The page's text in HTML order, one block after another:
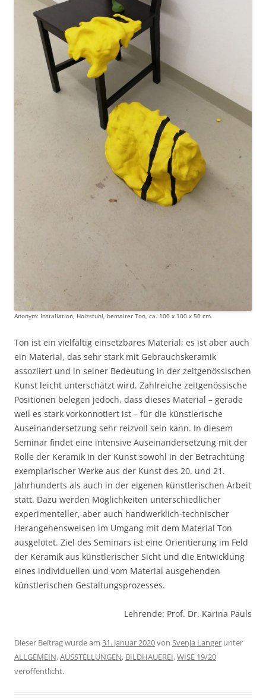
Anonym: Installation, Holzstuhl, bemalter Ton, ca. 100 x 100 x 50 cm.
Ton ist ein vielfältig einsetzbares Material; es ist aber auch
ein Material, das sehr stark mit Gebrauchskeramik
assoziiert und in seiner Bedeutung in der zeitgenössischen
Kunst leicht unterschätzt wird. Zahlreiche zeitgenössische
Positionen belegen jedoch, dass dieses Material – gerade
weil es stark vorkonnotiert ist – für die künstlerische
Auseinandersetzung sehr reizvoll sein kann. In diesem
Seminar findet eine intensive Auseinandersetzung mit der
Rolle der Keramik in der Kunst sowohl in der Betrachtung
exemplarischer Werke aus der Kunst des 20. und 21.
Jahrhunderts als auch in der eigenen künstlerischen Arbeit
statt. Dazu werden Möglichkeiten unterschiedlicher
experimenteller, aber auch handwerklich-technischer
Herangehensweisen im Umgang mit dem Material Ton
ausgelotet. Ziel des Seminars ist eine Orientierung im Feld
der Keramik aus künstlerischer Sicht und die Entwicklung
eines individuellen und vom Material ausgehenden
künstlerischen Gestaltungsprozesses.
Lehrende: Prof. Dr. Karina Pauls
Dieser Beitrag wurde am 31. Januar 2020von Svenja Langer unter
ALLGEMEIN,AUSSTELLUNGEN, BILDHAUEREI,WISE 19/20
veröffentlicht.